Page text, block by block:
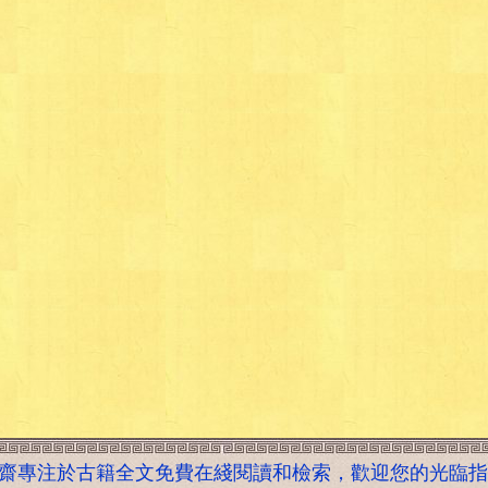
專注於古籍全文免費在綫閱讀和檢索，歡迎您的光臨